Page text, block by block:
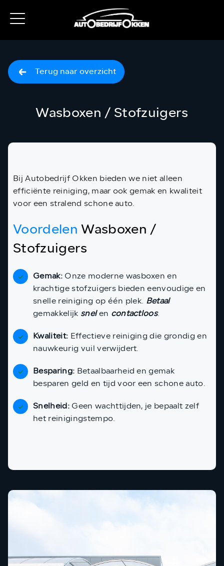
Terug naar overzicht
Wasboxen / Stofzuigers
Bij Autobedrijf Okken bieden we niet alleen
efficiënte reiniging, maar ook gemak en kwaliteit
voor een stralend schone auto.
Voordelen Wasboxen /
Stofzuigers
Gemak: Onze moderne wasboxen en
krachtige stofzuigers bieden eenvoudige en
snelle reiniging op één plek. Betaal
gemakkelijk snelen contactloos.
Kwaliteit: Effectieve reiniging die grondig en
nauwkeurig vuil verwijdert.
Besparing: Betaalbaarheid en gemak
besparen geld en tijd voor een schone auto.
Snelheid: Geen wachttijden, je bepaalt zelf
het reinigingstempo.